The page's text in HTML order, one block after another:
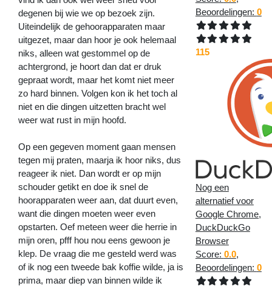
degenen bij wie we op bezoek zijn.
Uiteindelijk de gehoorapparaten maar
uitgezet, maar dan hoor je ook helemaal
niks, alleen wat gestommel op de
achtergrond, je hoort dan dat er druk
gepraat wordt, maar het komt niet meer
zo hard binnen. Volgen kon ik het toch al
niet en die dingen uitzetten bracht wel
weer wat rust in mijn hoofd.
Op een gegeven moment gaan mensen
tegen mij praten, maarja ik hoor niks, dus
reageer ik niet. Dan wordt er op mijn
schouder getikt en doe ik snel de
hoorapparaten weer aan, dat duurt even,
want die dingen moeten weer even
opstarten. Oef meteen weer die herrie in
mijn oren, pfff hou nou eens gewoon je
klep. De vraag die me gesteld werd was
of ik nog een tweede bak koffie wilde, ja is
prima, maar diep van binnen wilde ik
Beoordelingen: 0
115
Nog een
alternatief voor
Google Chrome,
DuckDuckGo
Browser
Score: 0.0,
Beoordelingen: 0